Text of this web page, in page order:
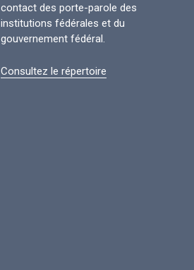
contact des porte-parole des
institutions fédérales et du
gouvernement fédéral.
Consultez le répertoire